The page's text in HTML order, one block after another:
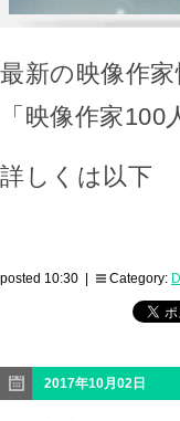
最新の映像作
「映像作家
詳しくは以下
posted 10:30 | Category:
2017年10月02日